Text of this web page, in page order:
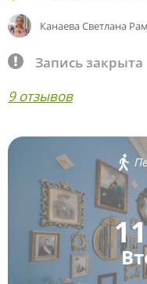
Канаева Светлана
Запись закрыта
9 отзывов